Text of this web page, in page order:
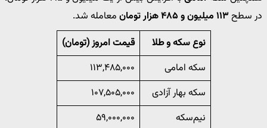
در سطح۱۱۳ میلیون و ۴۸۵ هزار تومان
معامله شد.
نوع سکه و طلا
قیمت امروز (تومان)
سکه امامی
۱۱۳,۴۸۵,۰۰۰
سکه بهار آزادی
۱۰۷,۵۰۵,۰۰۰
نیم‌سکه
۵۹,۰۰۰,۰۰۰